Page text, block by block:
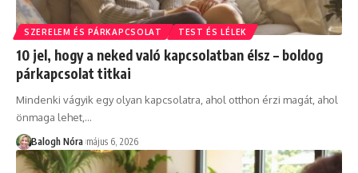
SZERELEM ÉS PÁRKAPCSOLAT TEST ÉS LÉLEK
10 jel, hogy a neked való kapcsolatban élsz – boldog
párkapcsolat titkai
Mindenki vágyik egy olyan kapcsolatra, ahol otthon érzi magát, ahol
önmaga lehet, …
Balogh Nóra május 6, 2026